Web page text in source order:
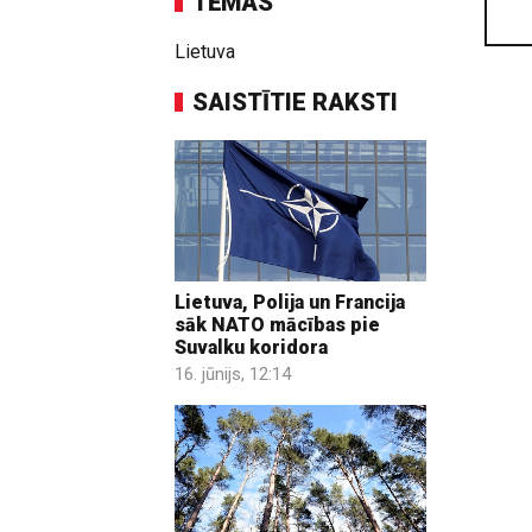
Lietuva
SAISTĪTIE RAKSTI
Lietuva, Polija un Francija
sāk NATO mācības pie
Suvalku koridora
16. jūnijs, 12:14